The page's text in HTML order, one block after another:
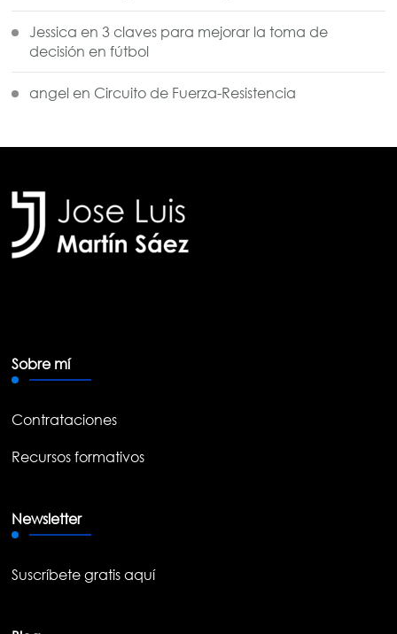
Jessica en3 claves para mejorar la toma de
decisión en fútbol
angel en Circuito de Fuerza-Resistencia
Sobre mí
Contrataciones
Recursos formativos
Newsletter
Suscríbete gratis aquí